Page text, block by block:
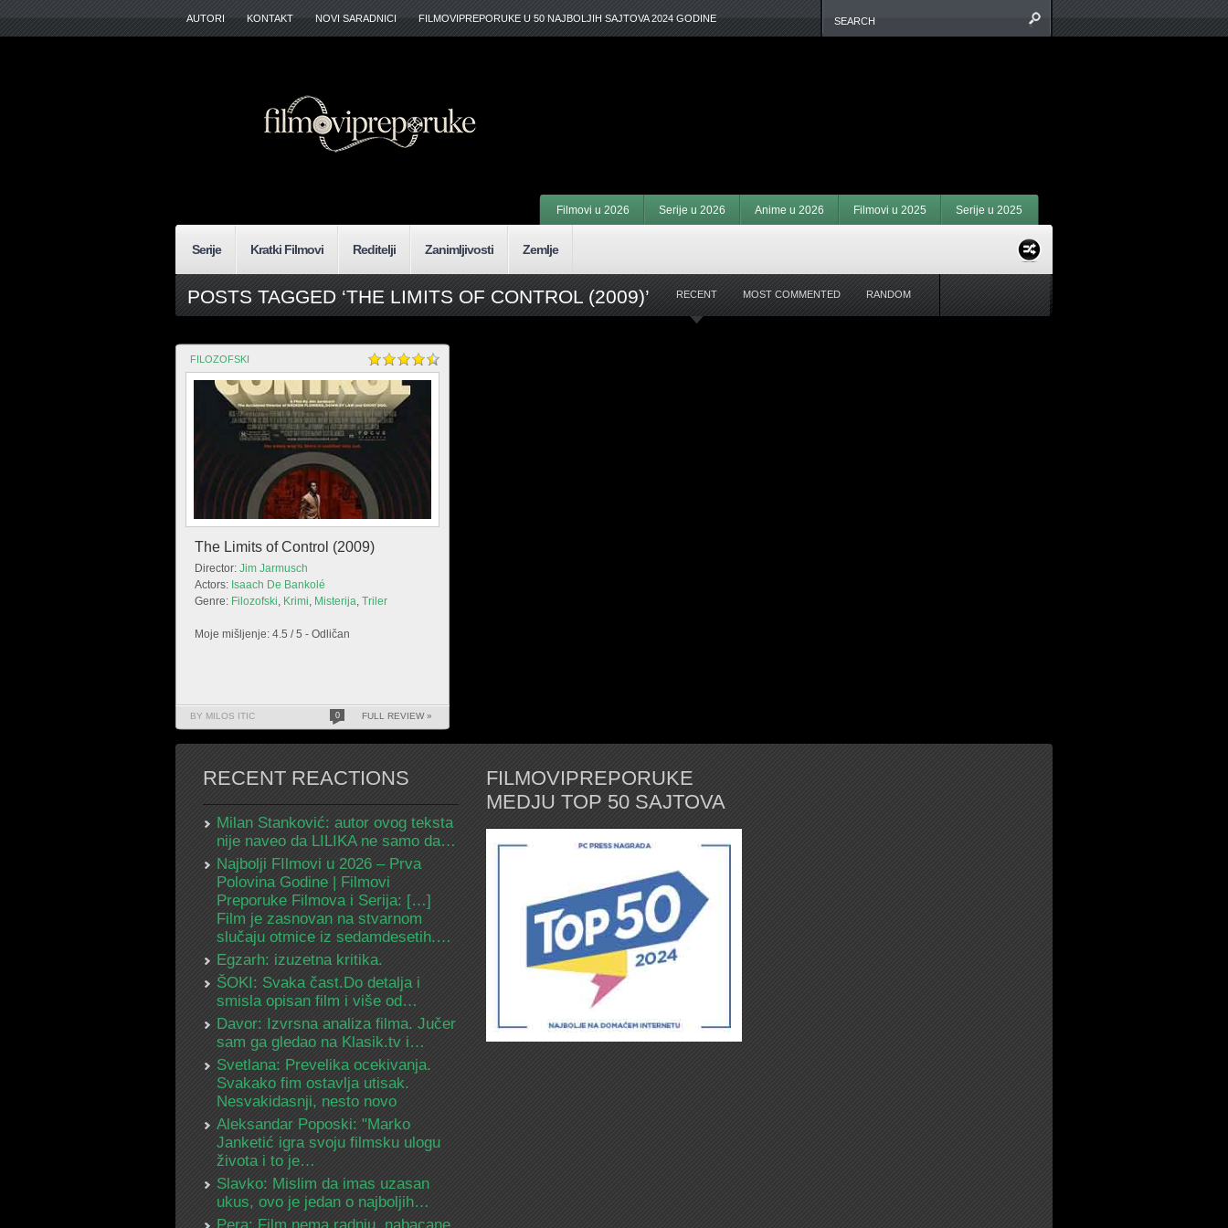
AUTORI KONTAKT NOVI SARADNICI FILMOVIPREPORUKE U 50 NAJBOLJIH SAJTOVA 2024 GODINE
Filmovi u 2026 Serije u 2026 Anime u 2026 Filmovi u 2025 Serije u 2025
Serije Kratki Filmovi Reditelji Zanimljivosti Zemlje
POSTS TAGGED ‘THE LIMITS OF CONTROL (2009)’ RECENT MOST COMMENTED RANDOM
FILOZOFSKI
The Limits of Control (2009)
Director: Jim Jarmusch
Actors: Isaach De Bankolé
Genre: Filozofski, Krimi, Misterija, Triler
Moje mišljenje: 4.5 / 5 - Odličan
BY MILOS ITIC 0 FULL REVIEW »
RECENT REACTIONS
Milan Stanković: autor ovog teksta
nije naveo da LILIKA ne samo da…
Najbolji FIlmovi u 2026 – Prva
Polovina Godine | Filmovi
Preporuke Filmova i Serija: […]
Film je zasnovan na stvarnom
slučaju otmice iz sedamdesetih.…
Egzarh: izuzetna kritika.
ŠOKI: Svaka čast.Do detalja i
smisla opisan film i više od…
Davor: Izvrsna analiza filma. Jučer
sam ga gledao na Klasik.tv i…
Svetlana: Prevelika ocekivanja.
Svakako fim ostavlja utisak.
Nesvakidasnji, nesto novo
Aleksandar Poposki: "Marko
Janketić igra svoju filmsku ulogu
života i to je…
Slavko: Mislim da imas uzasan
ukus, ovo je jedan o najboljih…
FILMOVIPREPORUKE
MEDJU TOP 50 SAJTOVA